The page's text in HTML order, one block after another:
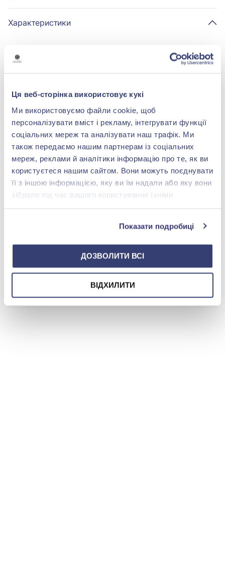
Ця веб-сторінка використовує кукі
Ми використовуємо файли cookie, щоб
персоналізувати вміст і рекламу, інтегрувати функції
соціальних мереж та аналізувати наш трафік. Ми
також передаємо нашим партнерам із соціальних
мереж, реклами й аналітики інформацію про те, як ви
користуєтеся нашим сайтом. Вони можуть поєднувати
її з іншою інформацією, яку ви їм надали або яку вони
зібрали під час вашого користування їхніми
Показати подробиці
ДОЗВОЛИТИ ВСІ
ВІДХИЛИТИ
Характеристики
БРЕНДОВАЯ УПАКОВКА
shop@zolotakoroleva.ua
0 800 501 276